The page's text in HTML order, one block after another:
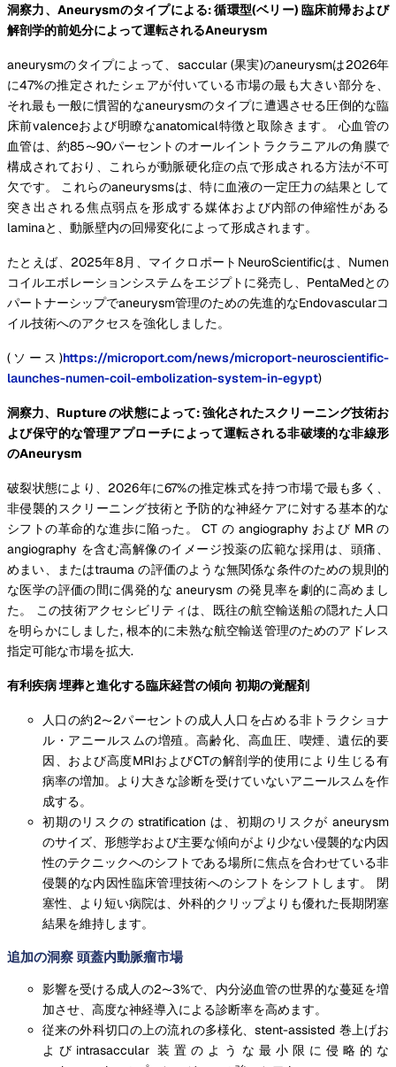
洞察力、Aneurysmのタイプによる: 循環型(ベリー) 臨床前帰および
解剖学的前処分によって運転されるAneurysm
aneurysmのタイプによって、saccular (果実)のaneurysmは2026年
に47%の推定されたシェアが付いている市場の最も大きい部分を、
それ最も一般に慣習的なaneurysmのタイプに遭遇させる圧倒的な臨
床前valenceおよび明瞭なanatomical特徴と取除きます。 心血管の
血管は、約85〜90パーセントのオールイントラクラニアルの角膜で
構成されており、これらが動脈硬化症の点で形成される方法が不可
欠です。 これらのaneurysmsは、特に血液の一定圧力の結果として
突き出される焦点弱点を形成する媒体および内部の伸縮性がある
laminaと、動脈壁内の回帰変化によって形成されます。
たとえば、2025年8月、マイクロポートNeuroScientificは、Numen
コイルエボレーションシステムをエジプトに発売し、PentaMedとの
パートナーシップでaneurysm管理のための先進的なEndovascularコ
イル技術へのアクセスを強化しました。
(ソース)https://microport.com/news/microport-neuroscientific-
launches-numen-coil-embolization-system-in-egypt)
洞察力、Rupture の状態によって: 強化されたスクリーニング技術お
よび保守的な管理アプローチによって運転される非破壊的な非線形
のAneurysm
破裂状態により、2026年に67%の推定株式を持つ市場で最も多く、
非侵襲的スクリーニング技術と予防的な神経ケアに対する基本的な
シフトの革命的な進歩に陥った。 CT の angiography および MR の
angiography を含む高解像のイメージ投薬の広範な採用は、頭痛、
めまい、またはtrauma の評価のような無関係な条件のための規則的
な医学の評価の間に偶発的な aneurysm の発見率を劇的に高めまし
た。 この技術アクセシビリティは、既往の航空輸送船の隠れた人口
を明らかにしました, 根本的に未熟な航空輸送管理のためのアドレス
指定可能な市場を拡大.
有利疾病 埋葬と進化する臨床経営の傾向 初期の覚醒剤
人口の約2〜2パーセントの成人人口を占める非トラクショナ
ル・アニールスムの増殖。高齢化、高血圧、喫煙、遺伝的要
因、および高度MRIおよびCTの解剖学的使用により生じる有
病率の増加。より大きな診断を受けていないアニールスムを作
成する。
初期のリスクの stratification は、初期のリスクが aneurysm
のサイズ、形態学および主要な傾向がより少ない侵襲的な内因
性のテクニックへのシフトである場所に焦点を合わせている非
侵襲的な内因性臨床管理技術へのシフトをシフトします。 閉
塞性、より短い病院は、外科的クリップよりも優れた長期閉塞
結果を維持します。
追加の洞察 頭蓋内動脈瘤市場
影響を受ける成人の2〜3%で、内分泌血管の世界的な蔓延を増
加させ、高度な神経導入による診断率を高めます。
従来の外科切口の上の流れの多様化、stent-assisted 巻上げお
よびintrasaccular 装置のような最小限に侵略的な